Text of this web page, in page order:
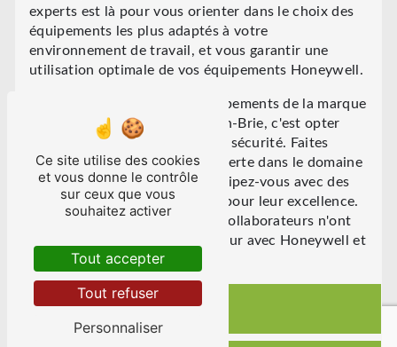
experts est là pour vous orienter dans le choix des
équipements les plus adaptés à votre
environnement de travail, et vous garantir une
utilisation optimale de vos équipements Honeywell.
En conclusion, choisir les équipements de la marque
Honeywell chez LEM à Sucy-en-Brie, c'est opter
pour la qualité, la fiabilité et la sécurité. Faites
confiance à une entreprise experte dans le domaine
de la sécurité au travail, et équipez-vous avec des
produits Honeywell reconnus pour leur excellence.
Votre sécurité et celle de vos collaborateurs n'ont
pas de prix, choisissez le meilleur avec Honeywell et
En savoir plus
Ce site utilise des cookies
et vous donne le contrôle
sur ceux que vous
souhaitez activer
Tout accepter
Tout refuser
Personnaliser